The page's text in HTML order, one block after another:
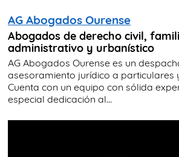
AG Abogados Ourense
Abogados de derecho civil,
administrativo y urbanístico
AG Abogados Ourense es un
asesoramiento jurídico a particulares
Cuenta con un equipo con sólida
especial dedicación al...